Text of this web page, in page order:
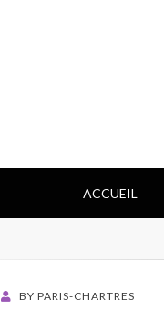
ACCUEIL
BY PARIS-CHARTRES